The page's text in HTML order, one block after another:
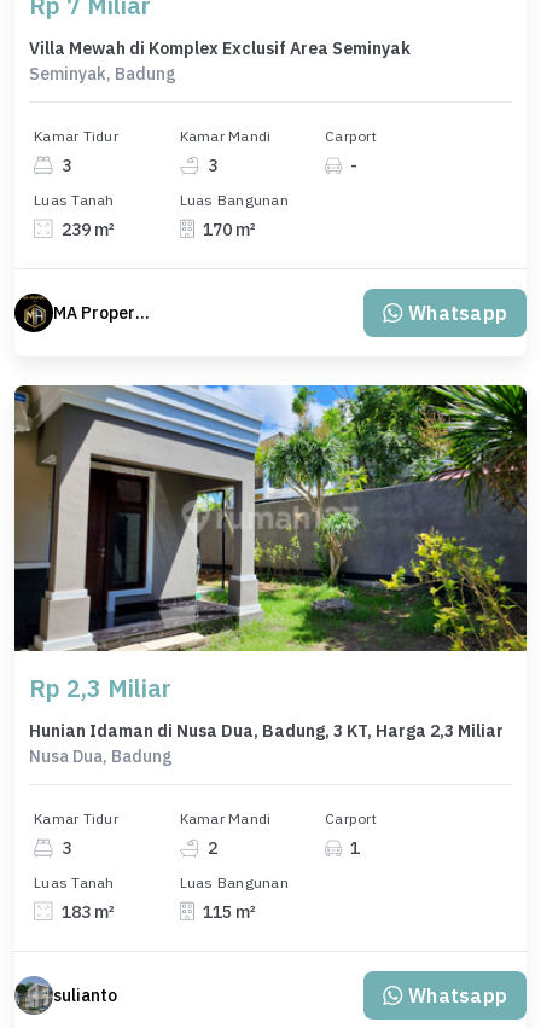
Villa Mewah di Komplex Exclusif Area Seminyak
Seminyak, Badung
Kamar Tidur
3
Kamar Mandi
3
Carport
-
Luas Tanah
239 m²
Luas Bangunan
170 m²
MA Properti Agent Whatsapp
Rp 2,3 Miliar
Hunian Idaman di Nusa Dua, Badung, 3 KT, Harga 2,3 Miliar
Nusa Dua, Badung
Kamar Tidur
3
Kamar Mandi
2
Carport
1
Luas Tanah
183 m²
Luas Bangunan
115 m²
sulianto Whatsapp